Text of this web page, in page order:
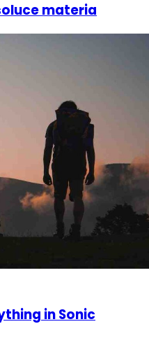
materia
in Sonic